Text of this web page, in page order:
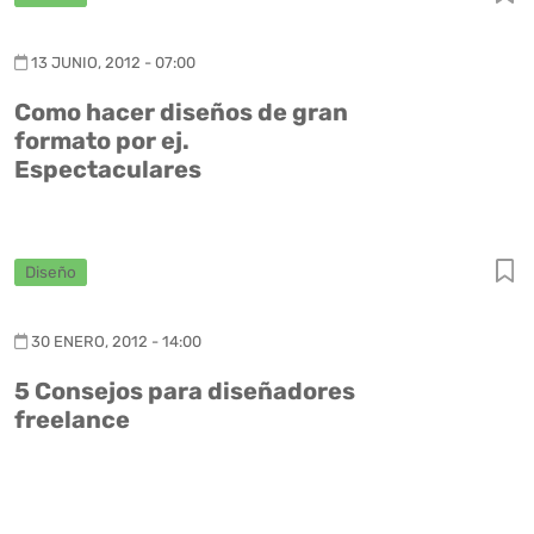
13 JUNIO, 2012 - 07:00
Como hacer diseños de gran
formato por ej.
Espectaculares
Diseño
30 ENERO, 2012 - 14:00
5 Consejos para diseñadores
freelance